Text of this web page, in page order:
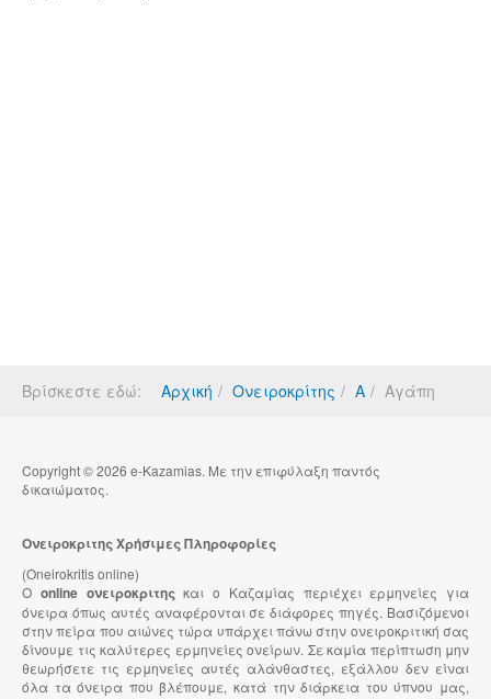
Βρίσκεστε εδώ: Αρχική Ονειροκρίτης Α Αγάπη
Copyright © 2026 e-Kazamias. Με την επιφύλαξη παντός
δικαιώματος.
Ονειροκριτης Χρήσιμες Πληροφορίες
(Oneirokritis online)
Ο online ονειροκριτηςκαι ο Καζαμίας περιέχει ερμηνείες για
όνειρα όπως αυτές αναφέρονται σε διάφορες πηγές. Βασιζόμενοι
στην πείρα που αιώνες τώρα υπάρχει πάνω στην ονειροκριτική σας
δίνουμε τις καλύτερες ερμηνείες ονείρων. Σε καμία περίπτωση μην
θεωρήσετε τις ερμηνείες αυτές αλάνθαστες, εξάλλου δεν είναι
όλα τα όνειρα που βλέπουμε, κατά την διάρκεια του ύπνου μας,